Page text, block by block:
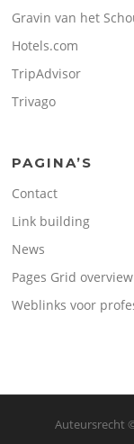
Gravin van het
Hotels.com
TripAdvisor
Trivago
PAGINA’S
Contact
Link building
News
Pages Grid overview
Weblinks voor
Auteursrecht